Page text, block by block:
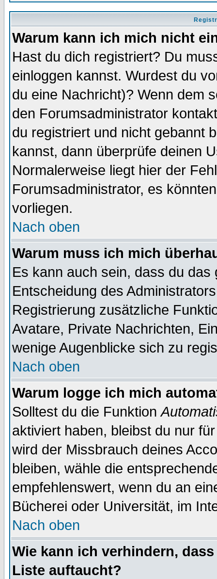
Warum kann ich mich nicht
Hast du dich registriert? Du
einloggen kannst. Wurdest du
du eine Nachricht)? Wenn dem
den Forumsadministrator
du registriert und nicht gebannt
kannst, dann überprüfe deinen
Normalerweise liegt hier der
Forumsadministrator, es
vorliegen.
Nach oben
Warum muss ich mich
Es kann auch sein, dass du
Entscheidung des
Registrierung zusätzliche
Avatare, Private Nachrichten,
wenige Augenblicke sich zu
Nach oben
Warum logge ich mich
Solltest du die Funktion
aktiviert haben, bleibst du nur
wird der Missbrauch deines
bleiben, wähle die
empfehlenswert, wenn du an
Bücherei oder Universität, im
Nach oben
Wie kann ich verhindern,
Liste auftaucht?